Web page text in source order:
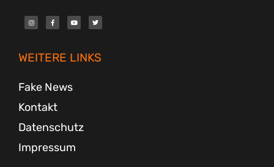
I
n
s
a
m
F
a
c
k
-
Y
o
u
T
w
i
WEITERE LINKS
Fake News
Kontakt
Datenschutz
Impressum